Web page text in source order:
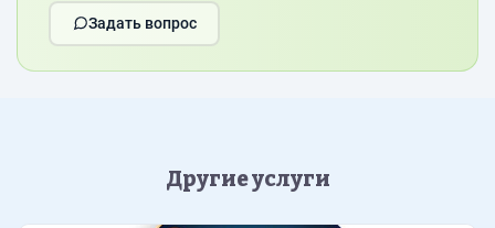
Задать вопрос
Другие услуги